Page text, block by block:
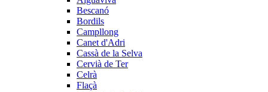
Bescanó
Bordils
Campllong
Canet d'Adri
Cassà de la Selva
Cervià de Ter
Celrà
Flaçà